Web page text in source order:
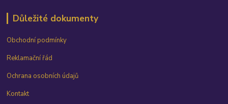
Důležité dokumenty
Obchodní podmínky
Reklamační řád
Ochrana osobních údajů
Kontakt